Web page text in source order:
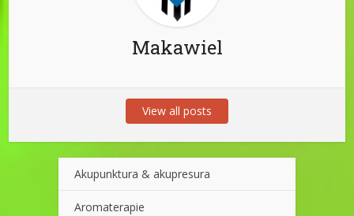
Makawiel
View all posts
Akupunktura & akupresura
Aromaterapie